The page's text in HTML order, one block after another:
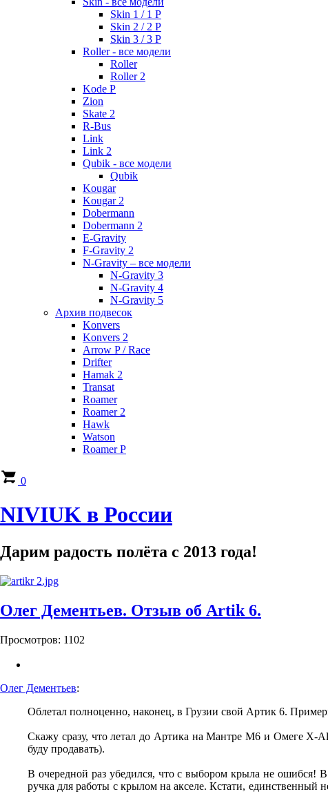
Skin 1 / 1 P
Skin 2 / 2 P
Skin 3 / 3 P
Roller - все модели
Roller
Roller 2
Kode P
Zion
Skate 2
R-Bus
Link
Link 2
Qubik - все модели
Qubik
Kougar
Kougar 2
Dobermann
Dobermann 2
E-Gravity
F-Gravity 2
N-Gravity – все модели
N-Gravity 3
N-Gravity 4
N-Gravity 5
Архив подвесок
Konvers
Konvers 2
Arrow P / Race
Drifter
Hamak 2
Transat
Roamer
Roamer 2
Hawk
Watson
Roamer P
0
NIVIUK в России
Дарим радость полёта с 2013 года!
Олег Дементьев. Отзыв об Artik 6.
Просмотров: 1102
Олег Дементьев:
Облетал полноценно, наконец, в Грузии свой Артик 6.
Скажу сразу, что летал до Артика на Мантре М6 и Омеге X-
буду продавать).
В очередной раз убедился, что с выбором крыла не ошибся!
ручка для работы с крылом на акселе. Кстати, единственный